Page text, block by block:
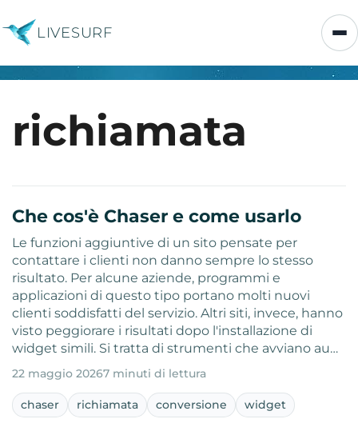
LIVESURF
richiamata
Che cos'è Chaser e come usarlo
Le funzioni aggiuntive di un sito pensate per
contattare i clienti non danno sempre lo stesso
risultato. Per alcune aziende, programmi e
applicazioni di questo tipo portano molti nuovi
clienti soddisfatti del servizio. Altri siti, invece, hanno
visto peggiorare i risultati dopo l'installazione di
widget simili. Si tratta di strumenti che avviano au…
22 maggio 20267 minuti di lettura
chaser richiamata conversione widget